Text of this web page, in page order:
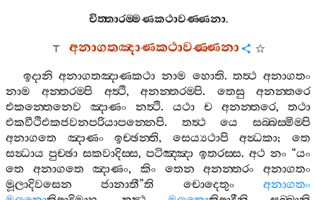
චිත‍්තාරම‍්මණකථාවණ‍්ණනා.
අනාගතඤාණකථාවණ‍්ණනා
ඉදානි අනාගතඤාණකථා නාම හොති.තත්‍ථ අනාගතං
නාම
අන‍්තරම‍්පි අත්‍ථි,අනන‍්තරම‍්පි. තෙසු
අනන‍්තරෙ
එකන‍්තෙනෙව
ඤාණං නත්‍ථි. යථා ච අනන‍්තරෙ, තථා
එකවීථිඑකජවනපරියාපන‍්නෙපි. තත්‍ථ යෙ
සබ‍්බස‍්මිම‍්පි
අනාගතෙ
ඤාණං ඉච‍්ඡන‍්ති, සෙය්‍යථාපි අන්‍ධකා;තෙ
සන්‍ධාය පුච‍්ඡා සකවාදිස‍්ස,පටිඤ‍්ඤා ඉතරස‍්ස. අථ නං“යං
තෙ
අනාගතෙ ඤාණං,කිං තෙන අනන‍්තරං
අනාගතං
මූලාදිවසෙන
ජානාතී”ති චොදෙතුං
අනාගතං